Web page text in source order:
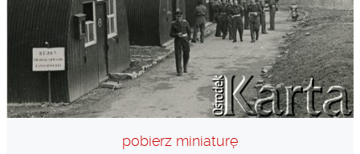
pobierz miniaturę